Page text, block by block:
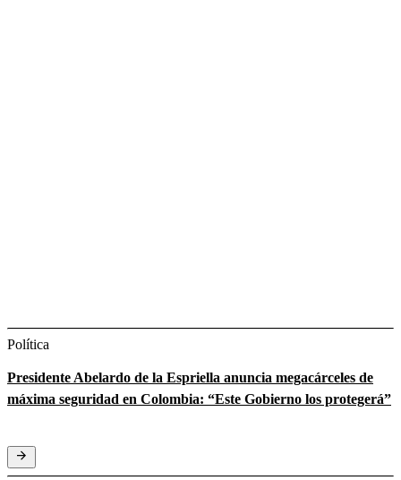
Política
Presidente Abelardo de la Espriella anuncia megacárceles de
máxima seguridad en Colombia: “Este Gobierno los protegerá”